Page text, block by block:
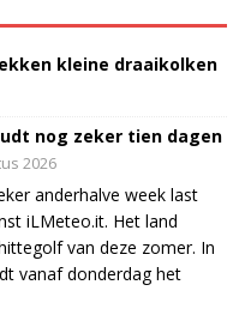
kleine draaikolken
nog zeker tien dagen
2026
anderhalve week last
iLMeteo.it. Het land
van deze zomer. In
vanaf donderdag het